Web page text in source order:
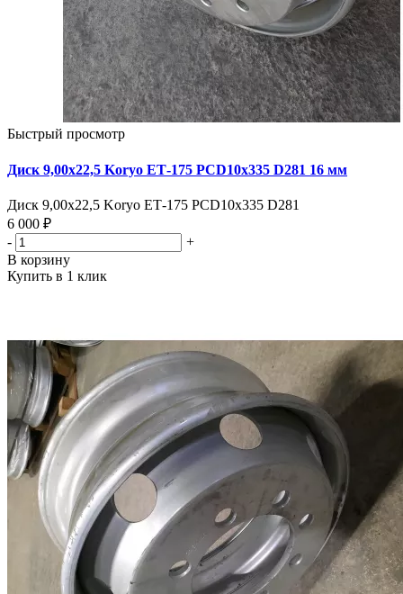
Быстрый просмотр
Диск 9,00х22,5 Koryo ЕТ-175 PCD10x335 D281 16 мм
Диск 9,00х22,5 Koryo ЕТ-175 PCD10x335 D281
6 000 ₽
-
+
В корзину
Купить в 1 клик